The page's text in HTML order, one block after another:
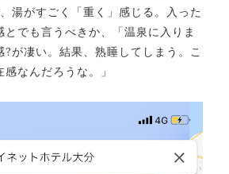
湯がすごく「重く」感じる。入った
でも言うべきか、「温泉に入りま
?が凄い。結果、熟睡してしまう。こ
なんだろうな。」